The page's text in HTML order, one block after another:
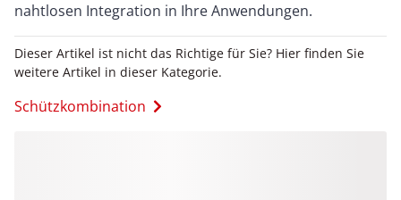
nahtlosen Integration in Ihre Anwendungen.
Dieser Artikel ist nicht das Richtige für Sie? Hier finden Sie
weitere Artikel in dieser Kategorie.
Schützkombination